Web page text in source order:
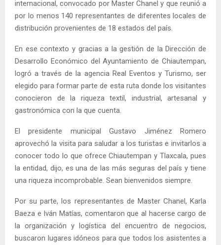
internacional, convocado por Master Chanel y que reunió a
por lo menos 140 representantes de diferentes locales de
distribución provenientes de 18 estados del país.
En ese contexto y gracias a la gestión de la Dirección de
Desarrollo Económico del Ayuntamiento de Chiautempan,
logró a través de la agencia Real Eventos y Turismo, ser
elegido para formar parte de esta ruta donde los visitantes
conocieron de la riqueza textil, industrial, artesanal y
gastronómica con la que cuenta.
El presidente municipal Gustavo Jiménez Romero
aprovechó la visita para saludar a los turistas e invitarlos a
conocer todo lo que ofrece Chiautempan y Tlaxcala, pues
la entidad, dijo, es una de las más seguras del país y tiene
una riqueza incomprobable. Sean bienvenidos siempre.
Por su parte, los representantes de Master Chanel, Karla
Baeza e Iván Matías, comentaron que al hacerse cargo de
la organización y logística del encuentro de negocios,
buscaron lugares idóneos para que todos los asistentes a